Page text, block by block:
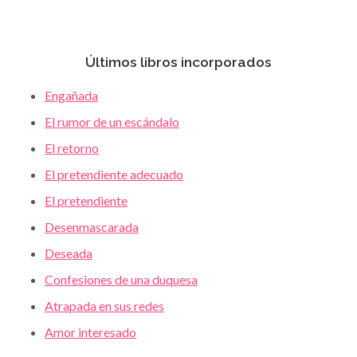
Últimos libros incorporados
Engañada
El rumor de un escándalo
El retorno
El pretendiente adecuado
El pretendiente
Desenmascarada
Deseada
Confesiones de una duquesa
Atrapada en sus redes
Amor interesado